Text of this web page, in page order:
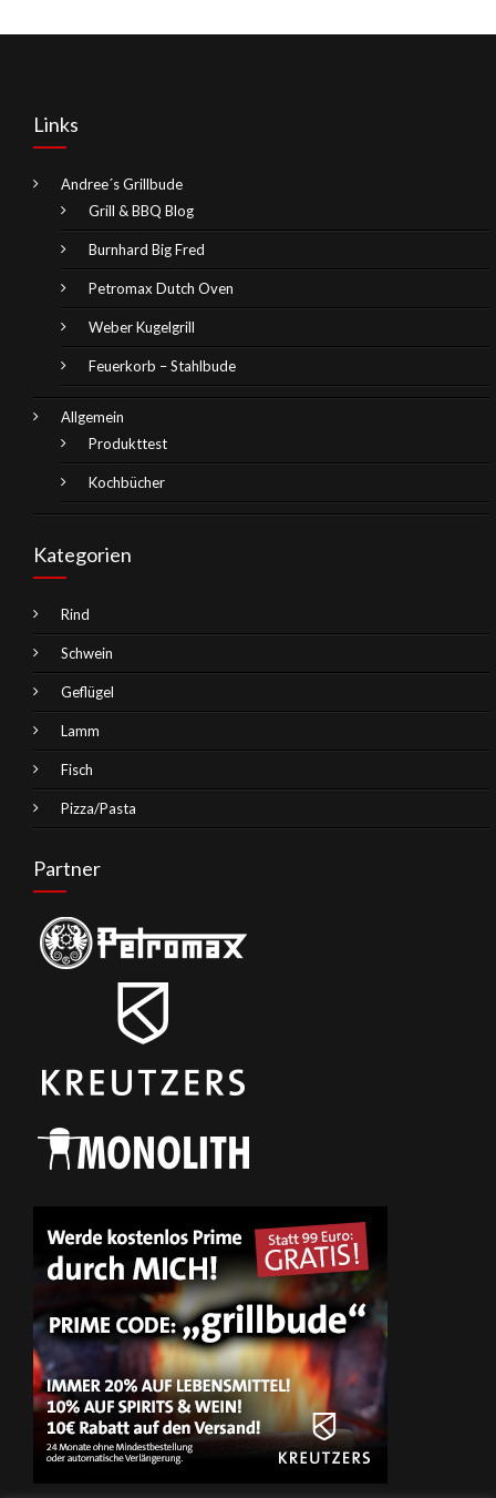
Links
Andree´s Grillbude
Grill & BBQ Blog
Burnhard Big Fred
Petromax Dutch Oven
Weber Kugelgrill
Feuerkorb – Stahlbude
Allgemein
Produkttest
Kochbücher
Kategorien
Rind
Schwein
Geflügel
Lamm
Fisch
Pizza/Pasta
Partner